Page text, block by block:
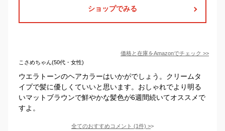
ショップでみる
価格と在庫をAmazonでチェック >>
こさめちゃん(50代・女性)
ウエラトーンのヘアカラーはいかがでしょう。クリームタ
イプで髪に優しくていいと思います。おしゃれでより明る
いマットブラウンで鮮やかな髪色が6週間続いてオススメで
すよ。
全てのおすすめコメント (1件) >